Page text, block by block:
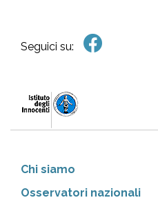
Seguici su:
Chi siamo
Osservatori nazionali